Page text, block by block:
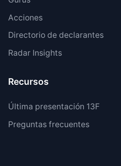
Acciones
Directorio de declarantes
Radar Insights
Recursos
Última presentación 13F
Preguntas frecuentes